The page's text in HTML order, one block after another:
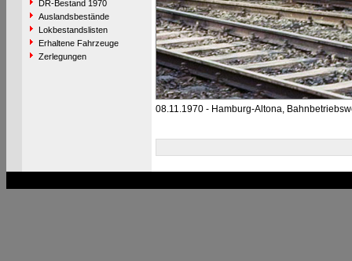
DR-Bestand 1970
Auslandsbestände
Lokbestandslisten
Erhaltene Fahrzeuge
Zerlegungen
08.11.1970 - Hamburg-Altona,